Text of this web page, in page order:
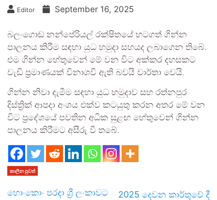
Editor September 16, 2025
බලංගොඩ නන්පේරියල් රක්ෂිතයේ හටගත් ගින්න
පාලනය කිරීම සඳහා යුධ හමුදා සහයද ලබාගෙන තිබේ.
එම ගින්න හේතුවෙන් මේ වන විට අක්කර දහසකට
වැඩි ප්‍රමාණයක් විනාශවී ඇති බවයි වාර්තා වෙයි.
ගින්න නිවා දැමීම සඳහා යුධ හමුදාව සහ රත්නපුර
දිස්ත්‍රික් ආපදා අංශය එක්ව කටයුතු කරන අතර මේ වන
විට ප්‍රදේශයේ පවතින අධික සුළඟ හේතුවෙන් ගින්න
පාලනය කිරීමට අසීරු වී තබේ.
කාලීන පුවත්
හොංකොං පරදා ශ්‍රී ලංකාවට
2025 දෙවන කාර්තුවේ දී